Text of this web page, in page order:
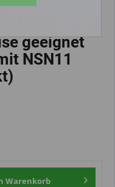
geeignet
NSN11
Warenkorb